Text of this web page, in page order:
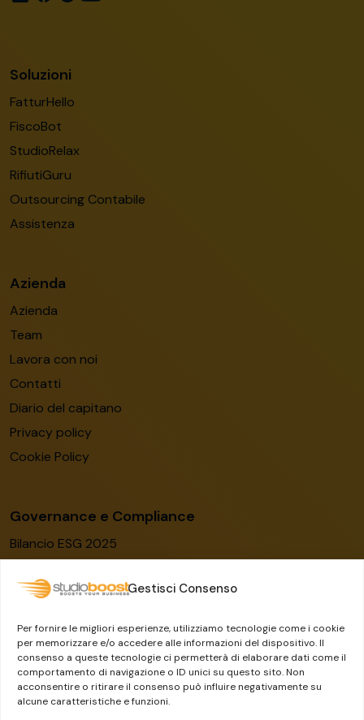
Gestisci Consenso
Per fornire le migliori esperienze, utilizziamo tecnologie come i cookie
per memorizzare e/o accedere alle informazioni del dispositivo. Il
consenso a queste tecnologie ci permetterà di elaborare dati come il
comportamento di navigazione o ID unici su questo sito. Non
acconsentire o ritirare il consenso può influire negativamente su
alcune caratteristiche e funzioni.
Soluzioni
FatturHello
FiscoBot
StudioRelax
RifiutiGuru
Outsourcing Contabile
Assistenza
Azienda
Azienda
Team
Lavora con noi
Contatti
Diario del capitano
Privacy policy
Cookie Policy
Governance e Compliance
Bilancio ESG 2025
Modello organizzativo
Whistleblowing
Il Gruppo Dylog-Buffetti